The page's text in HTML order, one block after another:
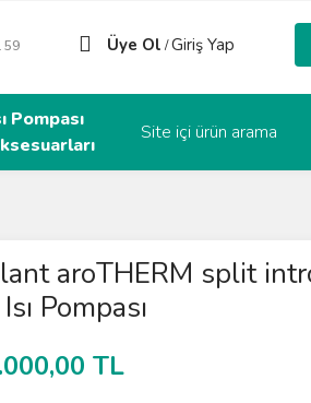
59 Üye Ol /Giriş Yap
Pompası
aroTHERM split
Pompası
TL